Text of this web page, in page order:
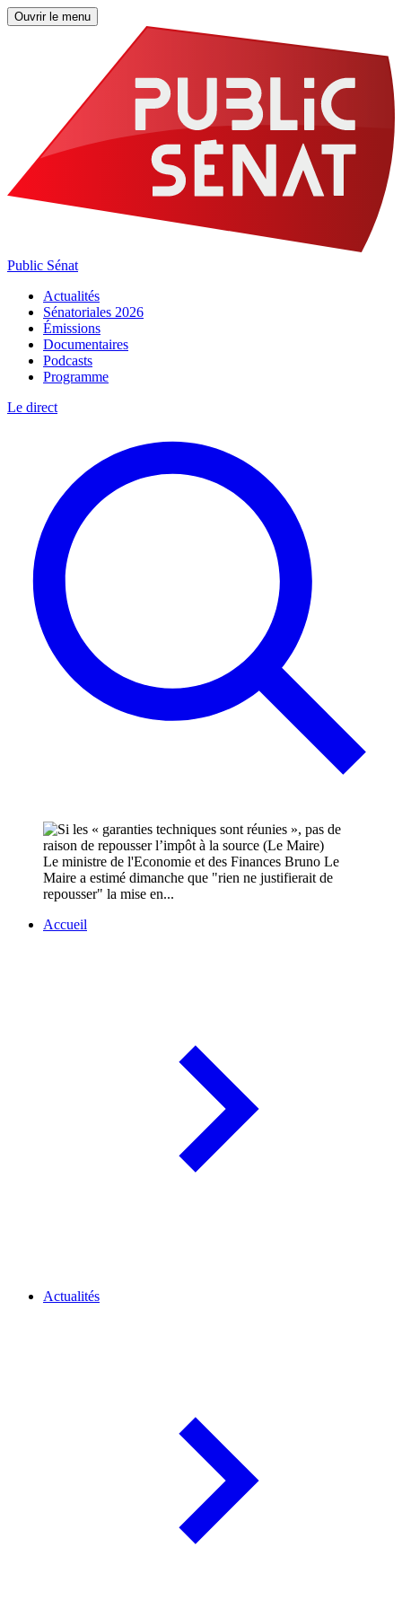
Ouvrir le menu
Public Sénat
Actualités
Sénatoriales 2026
Émissions
Documentaires
Podcasts
Programme
Le direct
Le ministre de l'Economie et des Finances Bruno Le
Maire a estimé dimanche que "rien ne justifierait de
repousser" la mise en...
Accueil
Actualités